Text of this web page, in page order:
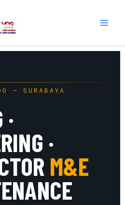
— SURABAYA
·
M&E